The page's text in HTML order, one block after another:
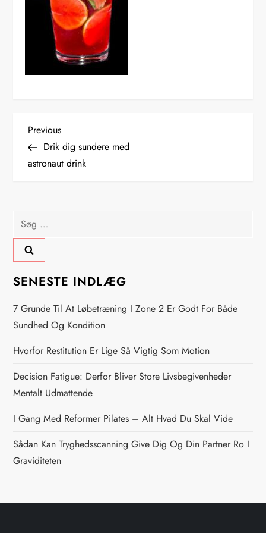
I
n
l
æ
g
s
n
a
v
i
g
a
t
Previous
Post
Previous
Drik dig sundere med
astronaut drink
Søg
efter:
SENESTE INDLÆG
7 Grunde Til At Løbetræning I Zone 2 Er Godt For Både
Sundhed Og Kondition
Hvorfor Restitution Er Lige Så Vigtig Som Motion
Decision Fatigue: Derfor Bliver Store Livsbegivenheder
Mentalt Udmattende
I Gang Med Reformer Pilates – Alt Hvad Du Skal Vide
Sådan Kan Tryghedsscanning Give Dig Og Din Partner Ro I
Graviditeten